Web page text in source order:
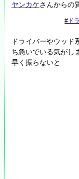
ヤンカケさんからの
#ド
ドライバーやウッド
ち急いでいる気がし
早く振らないと